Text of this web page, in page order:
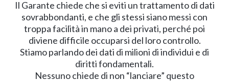
Il Garante chiede che si eviti un trattamento di dati
sovrabbondanti, e che gli stessi siano messi con
troppa facilità in mano a dei privati, perché poi
diviene difficile occuparsi del loro controllo.
Stiamo parlando dei dati di milioni di individui e di
diritti fondamentali.
Nessuno chiede di non “lanciare” questo